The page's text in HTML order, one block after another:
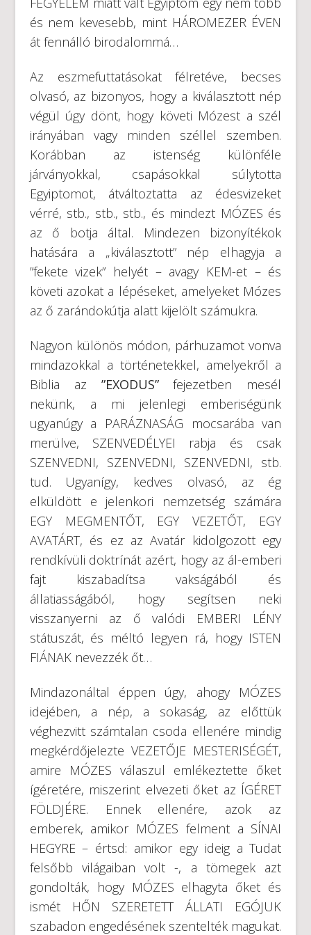
és nem kevesebb, mint HÁROMEZER ÉVEN
át fennálló birodalommá…
Az eszmefuttatásokat félretéve, becses
olvasó, az bizonyos, hogy a kiválasztott nép
végül úgy dönt, hogy követi Mózest a szél
irányában vagy minden széllel szemben.
Korábban az istenség különféle
járványokkal, csapásokkal súlytotta
Egyiptomot, átváltoztatta az édesvizeket
vérré, stb., stb., stb., és mindezt MÓZES és
az ő botja által. Mindezen bizonyítékok
hatására a „kiválasztott” nép elhagyja a
”fekete vizek” helyét – avagy KEM-et – és
követi azokat a lépéseket, amelyeket Mózes
az ő zarándokútja alatt kijelölt számukra.
Nagyon különös módon, párhuzamot vonva
mindazokkal a történetekkel, amelyekről a
Biblia az ”EXODUS”fejezetben mesél
nekünk, a mi jelenlegi emberiségünk
ugyanúgy a PARÁZNASÁG mocsarába van
merülve, SZENVEDÉLYEI rabja és csak
SZENVEDNI, SZENVEDNI, SZENVEDNI, stb.
tud. Ugyanígy, kedves olvasó, az ég
elküldött e jelenkori nemzetség számára
EGY MEGMENTŐT, EGY VEZETŐT, EGY
AVATÁRT, és ez az Avatár kidolgozott egy
rendkívüli doktrínát azért, hogy az ál-emberi
fajt kiszabadítsa vakságából és
állatiasságából, hogy segítsen neki
visszanyerni az ő valódi EMBERI LÉNY
státuszát, és méltó legyen rá, hogy ISTEN
FIÁNAK nevezzék őt…
Mindazonáltal éppen úgy, ahogy MÓZES
idejében, a nép, a sokaság, az előttük
véghezvitt számtalan csoda ellenére mindig
megkérdőjelezte VEZETŐJE MESTERISÉGÉT,
amire MÓZES válaszul emlékeztette őket
ígéretére, miszerint elvezeti őket az ÍGÉRET
FÖLDJÉRE. Ennek ellenére, azok az
emberek, amikor MÓZES felment a SÍNAI
HEGYRE – értsd: amikor egy ideig a Tudat
felsőbb világaiban volt -, a tömegek azt
gondolták, hogy MÓZES elhagyta őket és
ismét HŐN SZERETETT ÁLLATI EGÓJUK
szabadon engedésének szentelték magukat.